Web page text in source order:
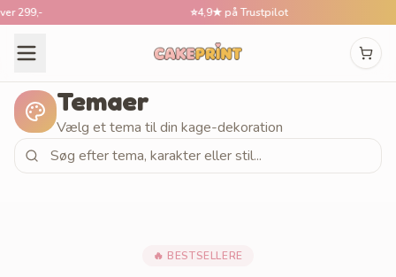
299,- 4,9★ på Trustpilot
Temaer
Vælg et tema til din kage-dekoration
🔥 BESTSELLERE